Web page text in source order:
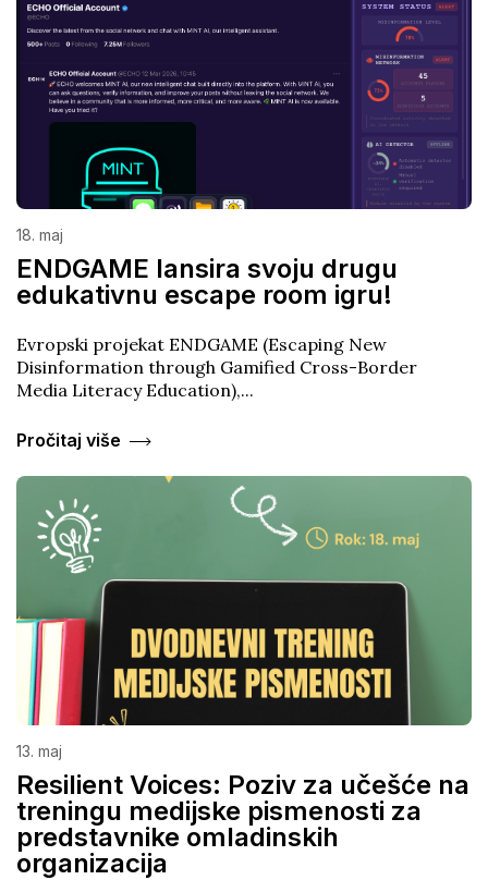
18. maj
ENDGAME lansira svoju drugu
edukativnu escape room igru!
Evropski projekat ENDGAME (Escaping New
Disinformation through Gamified Cross-Border
Media Literacy Education),...
Pročitaj više
13. maj
Resilient Voices: Poziv za učešće na
treningu medijske pismenosti za
predstavnike omladinskih
organizacija